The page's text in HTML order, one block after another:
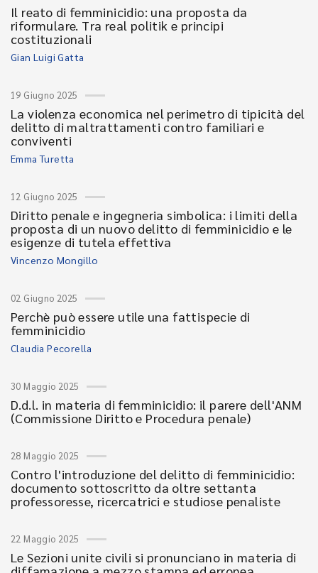
Il reato di femminicidio: una proposta da
riformulare. Tra real politik e principi
costituzionali
Gian Luigi Gatta
19 Giugno 2025
La violenza economica nel perimetro di tipicità del
delitto di maltrattamenti contro familiari e
conviventi
Emma Turetta
12 Giugno 2025
Diritto penale e ingegneria simbolica: i limiti della
proposta di un nuovo delitto di femminicidio e le
esigenze di tutela effettiva
Vincenzo Mongillo
02 Giugno 2025
Perchè può essere utile una fattispecie di
femminicidio
Claudia Pecorella
30 Maggio 2025
D.d.l. in materia di femminicidio: il parere dell'ANM
(Commissione Diritto e Procedura penale)
28 Maggio 2025
Contro l'introduzione del delitto di femminicidio:
documento sottoscritto da oltre settanta
professoresse, ricercatrici e studiose penaliste
22 Maggio 2025
Le Sezioni unite civili si pronunciano in materia di